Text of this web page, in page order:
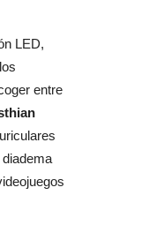
LED,
entre